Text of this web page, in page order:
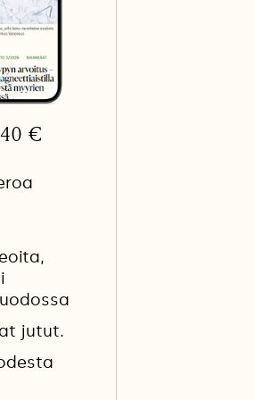
€
jutut.